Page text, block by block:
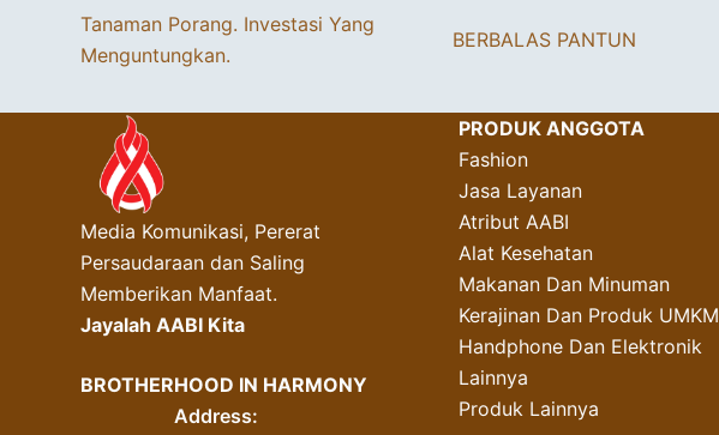
Tanaman Porang. Investasi Yang
Menguntungkan.
BERBALAS PANTUN
Media Komunikasi, Pererat
Persaudaraan dan Saling
Memberikan Manfaat.
Jayalah AABI Kita
BROTHERHOOD IN HARMONY
Address:
PRODUK ANGGOTA
Fashion
Jasa Layanan
Atribut AABI
Alat Kesehatan
Makanan Dan Minuman
Kerajinan Dan Produk UMKM
Handphone Dan Elektronik
Lainnya
Produk Lainnya